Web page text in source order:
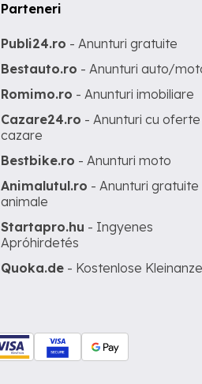
Parteneri
Publi24.ro - Anunturi gratuite
Bestauto.ro - Anunturi auto/
Romimo.ro - Anunturi imobiliare
Cazare24.ro - Anunturi cu
cazare
Bestbike.ro - Anunturi moto
Animalutul.ro - Anunturi gratuite
animale
Startapro.hu - Ingyenes
Apróhirdetés
Quoka.de - Kostenlose